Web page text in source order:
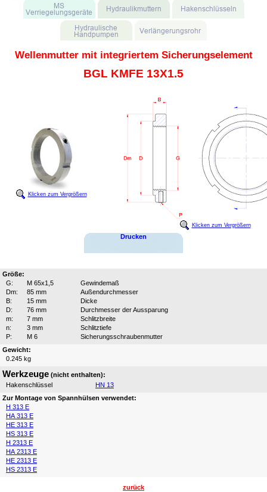
Wellenmutter mit integriertem Sicherungselement
BGL KMFE 13X1.5
Klicken zum Vergrößern
Klicken zum Vergrößern
Drucken
Größe:
G:
M 65x1,5
Gewindemaß
Dm:
85 mm
Außendurchmesser
B:
15 mm
Dicke
D:
76 mm
Durchmesser der Aussparung
m:
7 mm
Schlitzbreite
n:
3 mm
Schlitztiefe
P:
M 6
Sicherungsschraubenmutter
Gewicht:
0.245 kg
Werkzeuge (nicht enthalten):
Hakenschlüssel
HN 13
Zur Montage von Spannhülsen verwendet:
H 313 E
HA 313 E
HE 313 E
HS 313 E
H 2313 E
HA 2313 E
HE 2313 E
HS 2313 E
zurück